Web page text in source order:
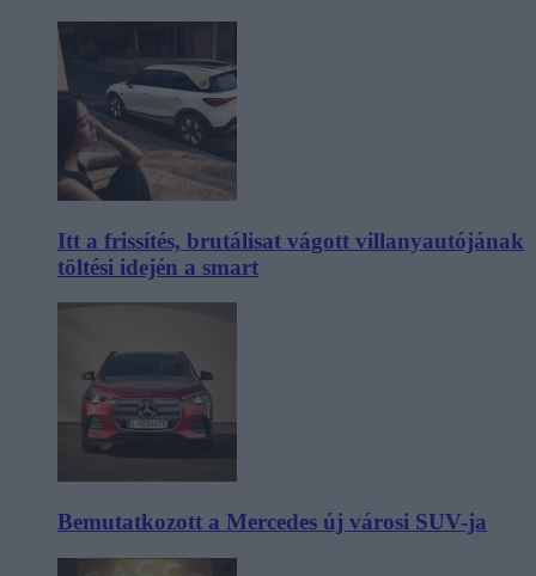
Itt a frissítés, brutálisat vágott villanyautójának
töltési idején a smart
Bemutatkozott a Mercedes új városi SUV-ja